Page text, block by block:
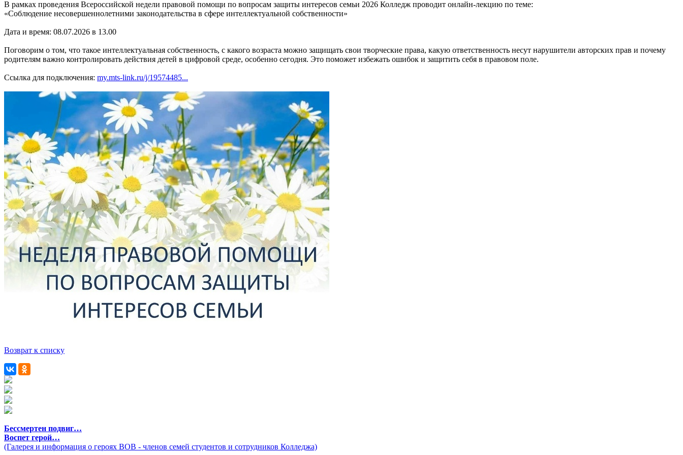
В рамках проведения Всероссийской недели правовой помощи по вопросам защиты интересов семьи 2026 Колледж проводит онлайн-лекцию по теме:
«Соблюдение несовершеннолетними законодательства в сфере интеллектуальной собственности»
Дата и время: 08.07.2026 в 13.00
Поговорим о том, что такое интеллектуальная собственность, с какого возраста можно защищать свои творческие права, какую ответственность несут нарушители авторских прав и почему
родителям важно контролировать действия детей в цифровой среде, особенно сегодня. Это поможет избежать ошибок и защитить себя в правовом поле.
Ссылка для подключения: my.mts-link.ru/j/19574485...
Возврат к списку
Бессмертен подвиг…
Воспет герой…
(Галерея и информация о героях ВОВ - членов семей студентов и сотрудников Колледжа)